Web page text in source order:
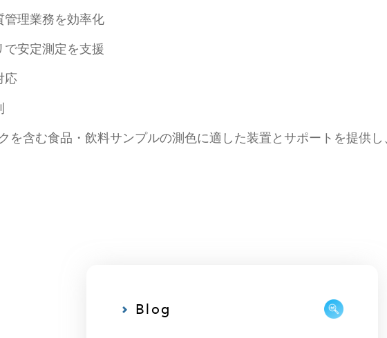
理業務を効率化
安定測定を支援
応
を含む食品・飲料サンプルの測色に適した装置とサポートを提供
Blog